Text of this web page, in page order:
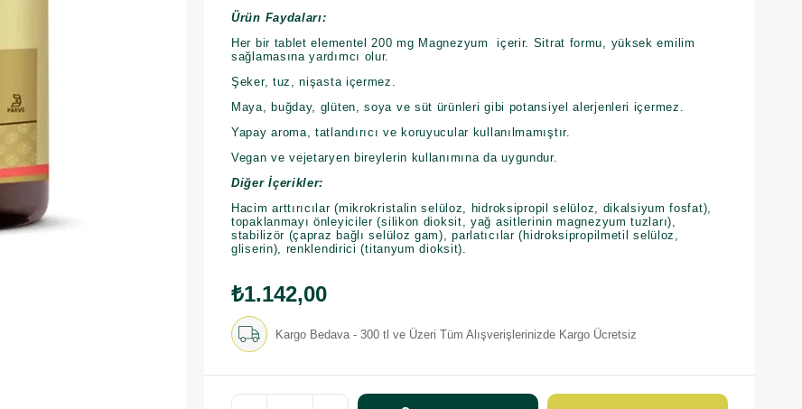
Ürün Faydaları:
Her bir tablet elementel 200 mg Magnezyum içerir. Sitrat formu, yüksek emilim
sağlamasına yardımcı olur.
Şeker, tuz, nişasta içermez.
Maya, buğday, glüten, soya ve süt ürünleri gibi potansiyel alerjenleri içermez.
Yapay aroma, tatlandırıcı ve koruyucular kullanılmamıştır.
Vegan ve vejetaryen bireylerin kullanımına da uygundur.
Diğer İçerikler:
Hacim arttırıcılar (mikrokristalin selüloz, hidroksipropil selüloz, dikalsiyum fosfat),
topaklanmayı önleyiciler (silikon dioksit, yağ asitlerinin magnezyum tuzları),
stabilizör (çapraz bağlı selüloz gam), parlatıcılar (hidroksipropilmetil selüloz,
gliserin), renklendirici (titanyum dioksit).
₺1.142,00
Kargo Bedava - 300 tl ve Üzeri Tüm Alışverişlerinizde Kargo Ücretsiz